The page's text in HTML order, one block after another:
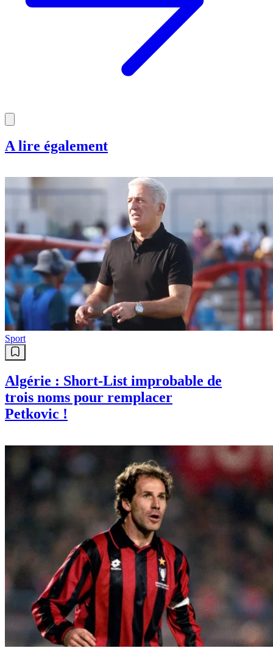
A lire également
Sport
Algérie : Short-List improbable de
trois noms pour remplacer
Petkovic !